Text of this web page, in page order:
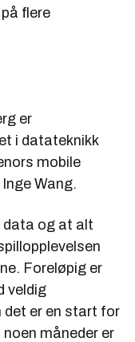
flere
er
i datateknikk
mobile
Wang.
data og at alt
Foreløpig er
veldig
det er en start for
måneder er